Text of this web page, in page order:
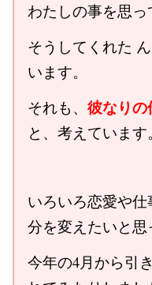
わたしの事を思っ
そうしてくれた
います。
それも、彼なり
と、考えています。
いろいろ恋愛や
分を変えたいと思
今年の4月から引